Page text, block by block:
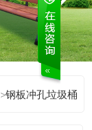
>钢板冲孔垃圾桶